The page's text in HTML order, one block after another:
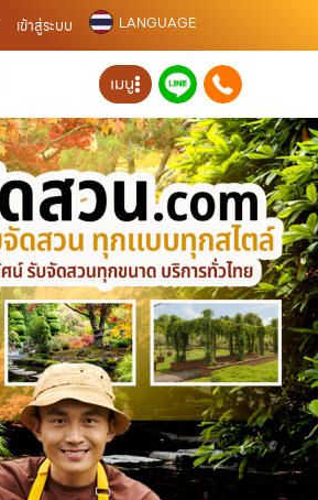
เข้าสู่ระบบ LANGUAGE
เมนู